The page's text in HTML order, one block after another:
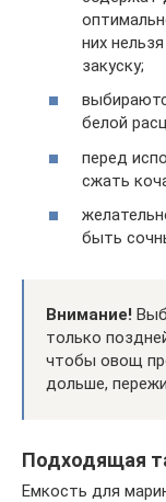
них
закуску;
белой
перед
сжать
быть
Внимание!
только
чтобы овощ
дольше,
Подходящая
Емкость для